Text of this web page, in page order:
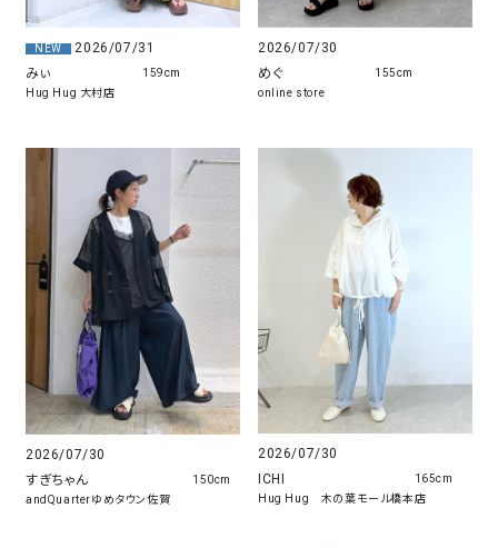
NEW
2026/07/31
みぃ
Hug Hug 大村店
159cm
2026/07/30
めぐ
online store
155cm
2026/07/30
すぎちゃん
andQuarterゆめタウン佐賀
150cm
2026/07/30
ICHI
Hug Hug 木の葉モール橋本店
165cm